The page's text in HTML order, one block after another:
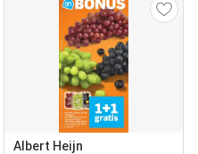
Albert Heijn